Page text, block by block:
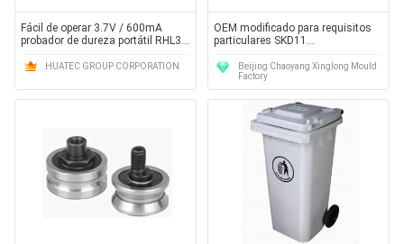
Fácil de operar 3.7V / 600mA
probador de dureza portátil RHL30
para morir cavidad de moldes
HUATEC GROUP CORPORATION
OEM modificado para requisitos
particulares SKD11
600*450*350m m solos/cavidad
multi que perfora sellando el
molde
Beijing Chaoyang Xinglong Mould
Factory